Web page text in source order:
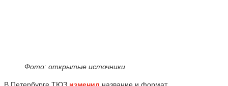
Фото: открытые источники
В Петербурге ТЮЗ изменил название и формат